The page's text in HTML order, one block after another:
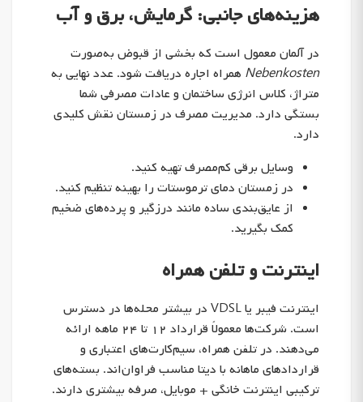
هزینه‌های جانبی: گرمایش، برق و آب
در آلمان معمول است که بخشی از قبوض به‌صورت
Nebenkosten همراه اجاره دریافت شود. عدد نهایی به
متراژ، کلاس انرژی ساختمان و عادات مصرفی شما
بستگی دارد. مدیریت مصرف در زمستان نقش کلیدی
دارد.
وسایل برقی کم‌مصرف تهیه کنید.
در زمستان دمای ترموستات را بهینه تنظیم کنید.
از عایق‌بندی ساده مانند درزگیر و پرده‌های ضخیم
کمک بگیرید.
اینترنت و تلفن همراه
اینترنت فیبر یا VDSL در بیشتر محله‌ها در دسترس
است. شرکت‌ها معمولاً قرارداد ۱۲ تا ۲۴ ماهه ارائه
می‌دهند. در تلفن همراه، سیم‌کارت‌های اعتباری و
قراردادهای ماهانه با دیتا مناسب فراوان‌اند. بسته‌های
ترکیبی اینترنت خانگی + موبایل، صرفه بیشتری دارند.